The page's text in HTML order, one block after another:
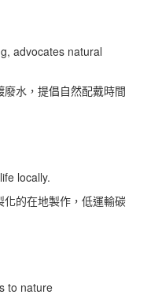
advocates natural
水，提倡自然配戴時間
locally.
的在地製作，低運輸碳
to nature